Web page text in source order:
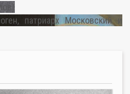
патриарх Московский и